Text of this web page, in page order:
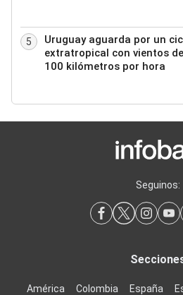
5
Uruguay aguarda por un
extratropical con vientos
100 kilómetros por hora
Seguinos:
América Colombia España